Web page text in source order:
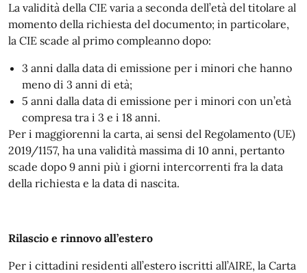
La validità della CIE varia a seconda dell’età del titolare al
momento della richiesta del documento; in particolare,
la CIE scade al primo compleanno dopo:
3 anni dalla data di emissione per i minori che hanno
meno di 3 anni di età;
5 anni dalla data di emissione per i minori con un’età
compresa tra i 3 e i 18 anni.
Per i maggiorenni la carta, ai sensi del Regolamento (UE)
2019/1157, ha una validità massima di 10 anni, pertanto
scade dopo 9 anni più i giorni intercorrenti fra la data
della richiesta e la data di nascita.
Rilascio e rinnovo all’estero
Per i cittadini residenti all’estero iscritti all’AIRE, la Carta